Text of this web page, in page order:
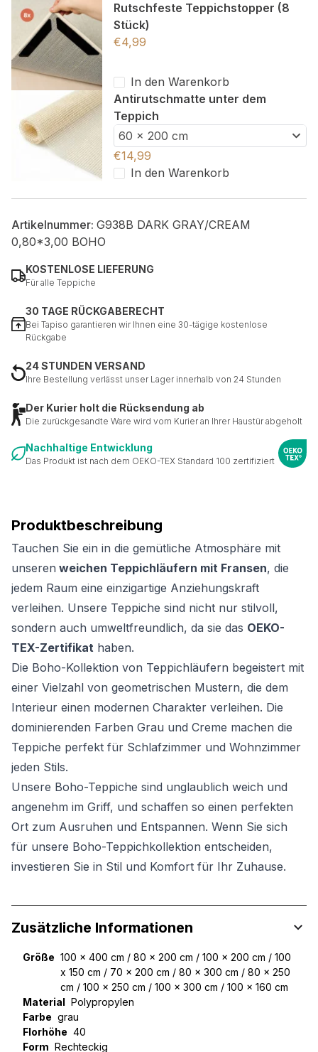
Produktbeschreibung
Tauchen Sie ein in die gemütliche Atmosphäre mit
unseren weichen Teppichläufern mit Fransen, die
jedem Raum eine einzigartige Anziehungskraft
verleihen. Unsere Teppiche sind nicht nur stilvoll,
sondern auch umweltfreundlich, da sie das OEKO-
TEX-Zertifikat haben.
Die Boho-Kollektion von Teppichläufern begeistert mit
einer Vielzahl von geometrischen Mustern, die dem
Interieur einen modernen Charakter verleihen. Die
dominierenden Farben Grau und Creme machen die
Teppiche perfekt für Schlafzimmer und Wohnzimmer
jeden Stils.
Unsere Boho-Teppiche sind unglaublich weich und
angenehm im Griff, und schaffen so einen perfekten
Ort zum Ausruhen und Entspannen. Wenn Sie sich
für unsere Boho-Teppichkollektion entscheiden,
investieren Sie in Stil und Komfort für Ihr Zuhause.
Rutschfeste Teppichstopper (8
Stück)
€4,99
In den Warenkorb
Antirutschmatte unter dem
Teppich
60 x 200 cm
€14,99
In den Warenkorb
Artikelnummer: G938B DARK GRAY/CREAM
0,80*3,00 BOHO
KOSTENLOSE LIEFERUNG
Für alle Teppiche
30 TAGE RÜCKGABERECHT
Bei Tapiso garantieren wir Ihnen eine 30-tägige kostenlose
Rückgabe
24 STUNDEN VERSAND
Ihre Bestellung verlässt unser Lager innerhalb von 24 Stunden
Der Kurier holt die Rücksendung ab
Die zurückgesandte Ware wird vom Kurier an Ihrer Haustür abgeholt
Nachhaltige Entwicklung
Das Produkt ist nach dem OEKO-TEX Standard 100 zertifiziert
Zusätzliche Informationen
Größe 100 x 400 cm / 80 x 200 cm / 100 x 200 cm / 100
x 150 cm / 70 x 200 cm / 80 x 300 cm / 80 x 250
cm / 100 x 250 cm / 100 x 300 cm / 100 x 160 cm
Material Polypropylen
Farbe grau
Florhöhe 40
Form Rechteckig